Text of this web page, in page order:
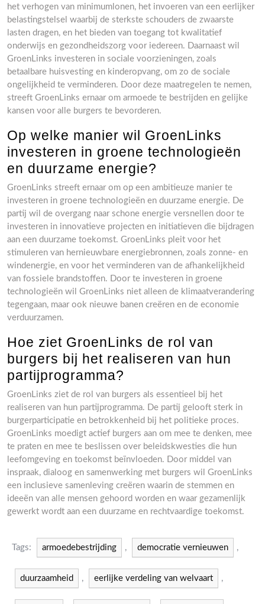
het verhogen van minimumlonen, het invoeren van een eerlijker
belastingstelsel waarbij de sterkste schouders de zwaarste
lasten dragen, en het bieden van toegang tot kwalitatief
onderwijs en gezondheidszorg voor iedereen. Daarnaast wil
GroenLinks investeren in sociale voorzieningen, zoals
betaalbare huisvesting en kinderopvang, om zo de sociale
ongelijkheid te verminderen. Door deze maatregelen te nemen,
streeft GroenLinks ernaar om armoede te bestrijden en gelijke
kansen voor alle burgers te bevorderen.
Op welke manier wil GroenLinks
investeren in groene technologieën
en duurzame energie?
GroenLinks streeft ernaar om op een ambitieuze manier te
investeren in groene technologieën en duurzame energie. De
partij wil de overgang naar schone energie versnellen door te
investeren in innovatieve projecten en initiatieven die bijdragen
aan een duurzame toekomst. GroenLinks pleit voor het
stimuleren van hernieuwbare energiebronnen, zoals zonne- en
windenergie, en voor het verminderen van de afhankelijkheid
van fossiele brandstoffen. Door te investeren in groene
technologieën wil GroenLinks niet alleen de klimaatverandering
tegengaan, maar ook nieuwe banen creëren en de economie
verduurzamen.
Hoe ziet GroenLinks de rol van
burgers bij het realiseren van hun
partijprogramma?
GroenLinks ziet de rol van burgers als essentieel bij het
realiseren van hun partijprogramma. De partij gelooft sterk in
burgerparticipatie en betrokkenheid bij het politieke proces.
GroenLinks moedigt actief burgers aan om mee te denken, mee
te praten en mee te beslissen over beleidskwesties die hun
leefomgeving en toekomst beïnvloeden. Door middel van
inspraak, dialoog en samenwerking met burgers wil GroenLinks
een inclusieve samenleving creëren waarin de stemmen en
ideeën van alle mensen gehoord worden en waar gezamenlijk
gewerkt wordt aan een duurzame en rechtvaardige toekomst.
Tags: armoedebestrijding , democratie vernieuwen ,
duurzaamheid , eerlijke verdeling van welvaart ,